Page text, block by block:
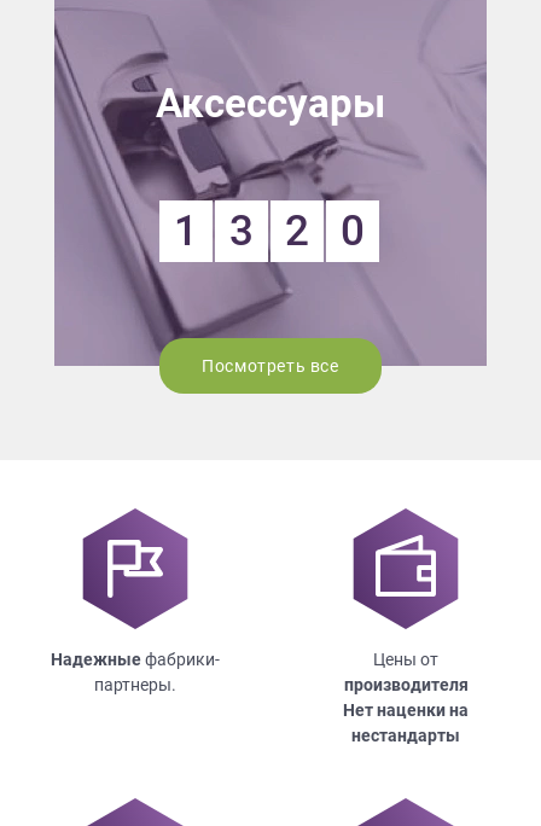
Аксессуары
1 3 2 0
Посмотреть все
Надежныефабрики-
партнеры.
Цены от
производителя
Нет наценки на
нестандарты